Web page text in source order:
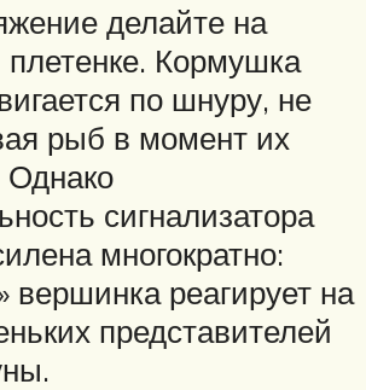
делайте на
Кормушка
по шнуру, не
рыб в момент их
Однако
сигнализатора
многократно:
вершинка реагирует на
представителей